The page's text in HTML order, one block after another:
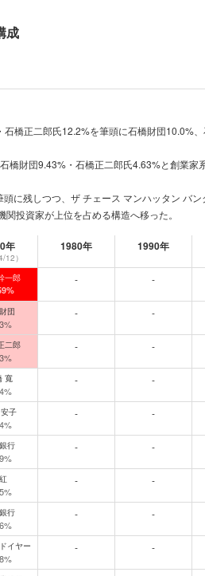
成
橋正二郎氏12.2%を筆頭に石橋財団10.0%
橋財団9.43%・石橋正二郎氏4.63%と創業
に残しつつ、ザ チェース マンハッタン バ
投資家が上位を占める構造へ移った。
スナップショット）
年
12）
1980年 1990年
一郎 - -
団 - -
二郎 - -
寬 - -
子 - -
行 - -
- -
行 - -
イヤー - -